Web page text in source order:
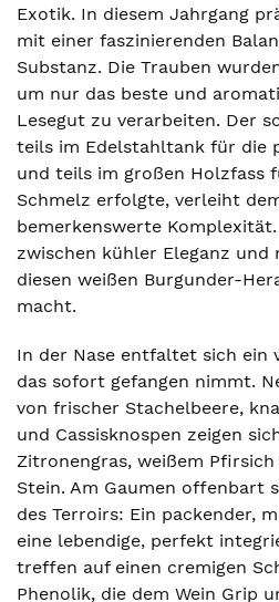
Exotik. In diesem Jahrgang
mit einer faszinierenden
Substanz. Die Trauben
um nur das beste und
Lesegut zu verarbeiten. Der
teils im Edelstahltank für die
und teils im großen Holzfass
Schmelz erfolgte, verleiht
bemerkenswerte
zwischen kühler Eleganz und
diesen weißen Burgunder-
macht.
In der Nase entfaltet sich ein
das sofort gefangen nimmt.
von frischer Stachelbeere,
und Cassisknospen zeigen
Zitronengras, weißem
Stein. Am Gaumen offenbart
des Terroirs: Ein packender,
eine lebendige, perfekt
treffen auf einen cremigen
Phenolik, die dem Wein Grip